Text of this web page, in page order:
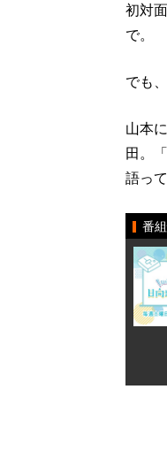
初対
で。
でも
山本
田。
語っ
番